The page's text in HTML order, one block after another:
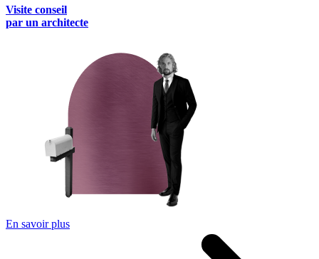
Visite conseil
par un architecte
En savoir plus